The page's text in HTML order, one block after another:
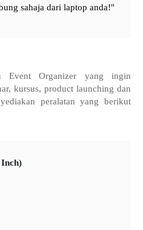
sahaja dari laptop anda!"
Organizer yang ingin
kursus, product launching dan
peralatan yang berikut